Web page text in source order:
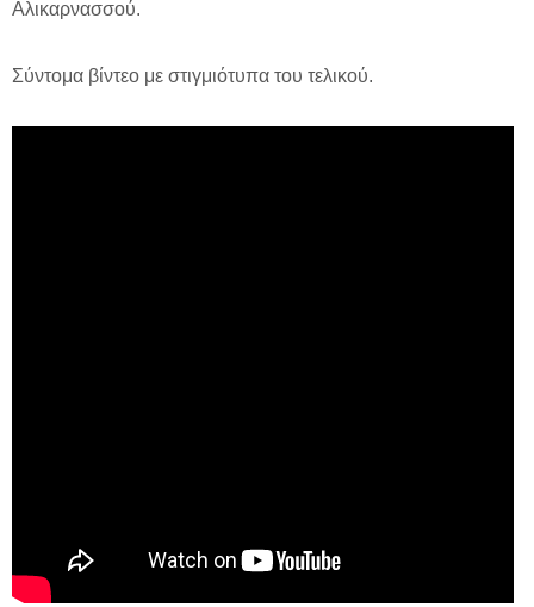
Αλικαρνασσού.
Σύντομα βίντεο με στιγμιότυπα του τελικού.